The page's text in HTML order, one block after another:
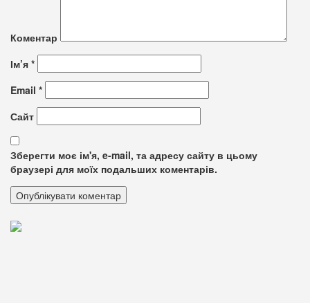
Коментар
Ім’я *
Email *
Сайт
Зберегти моє ім'я, e-mail, та адресу сайту в цьому
браузері для моїх подальших коментарів.